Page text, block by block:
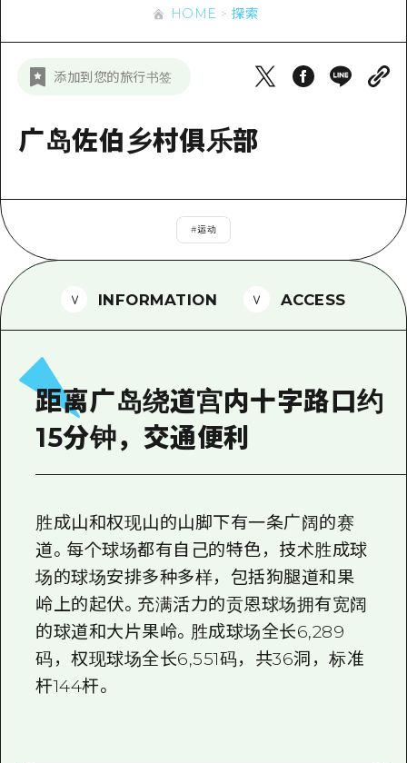
夜晚生活
标准
治愈
宫岛周边
短途旅行
1晚2天
2晚3天
东山口
爱媛
岛根
超值的游览门票
广岛免费无线上网
常见问题解答
照片下载
新闻
HOME 探索
添加到您的旅行书签
广岛佐伯乡村俱乐部
#运动
INFORMATION ACCESS
距离广岛绕道宫内十字路口约
15分钟，交通便利
胜成山和权现山的山脚下有一条广阔的赛
道。每个球场都有自己的特色，技术胜成球
场的球场安排多种多样，包括狗腿道和果
岭上的起伏。充满活力的贡恩球场拥有宽阔
的球道和大片果岭。胜成球场全长6,289
码，权现球场全长6,551码，共36洞，标准
杆144杆。